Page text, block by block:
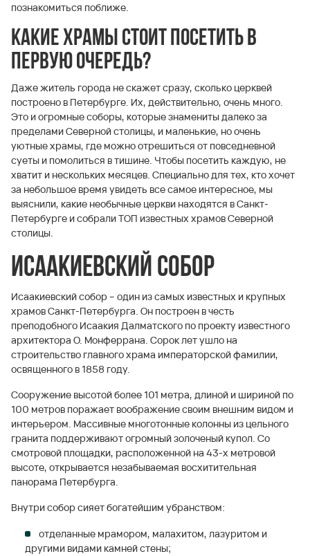
познакомиться поближе.
Какие храмы стоит посетить в
первую очередь?
Даже житель города не скажет сразу, сколько церквей
построено в Петербурге. Их, действительно, очень много.
Это и огромные соборы, которые знамениты далеко за
пределами Северной столицы, и маленькие, но очень
уютные храмы, где можно отрешиться от повседневной
суеты и помолиться в тишине. Чтобы посетить каждую, не
хватит и нескольких месяцев. Специально для тех, кто хочет
за небольшое время увидеть все самое интересное, мы
выяснили, какие необычные церкви находятся в Санкт-
Петербурге и собрали ТОП известных храмов Северной
столицы.
Исаакиевский собор
Исаакиевский собор – один из самых известных и крупных
храмов Санкт-Петербурга. Он построен в честь
преподобного Исаакия Далматского по проекту известного
архитектора О. Монферрана. Сорок лет ушло на
строительство главного храма императорской фамилии,
освященного в 1858 году.
Сооружение высотой более 101 метра, длиной и шириной по
100 метров поражает воображение своим внешним видом и
интерьером. Массивные многотонные колонны из цельного
гранита поддерживают огромный золоченый купол. Со
смотровой площадки, расположенной на 43-х метровой
высоте, открывается незабываемая восхитительная
панорама Петербурга.
Внутри собор сияет богатейшим убранством:
отделанные мрамором, малахитом, лазуритом и
другими видами камней стены;